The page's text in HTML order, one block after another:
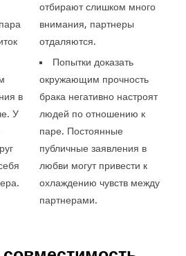
в
У
отбирают слишком много
внимания, партнеры
отдаляются.
Попытки доказать
окружающим прочность
брака негативно настроят
людей по отношению к
паре. Постоянные
публичные заявления в
любви могут привести к
охлаждению чувств между
партнерами.